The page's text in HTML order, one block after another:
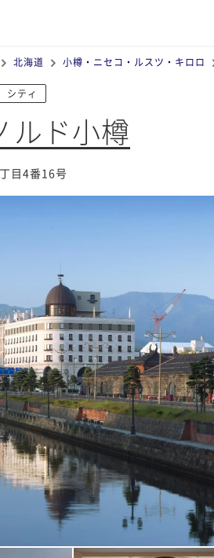
北海道 小樽・ニセコ・ルスツ・キロロ
シティ
ルド小樽
目4番16号